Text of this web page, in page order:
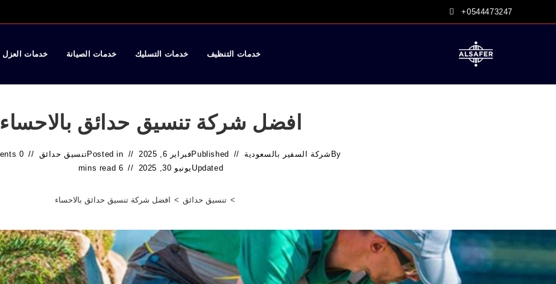
to
+0544473247
خدمات التنظيف خدمات التسليك خدمات الصيانة خدمات العزل
افضل شركة تنسيق حدائق بالاحساء
By شركة السفير بالسعودية Publishedفبراير 6, 2025 Posted inتنسيق حدائق
0 Comments
Updated يونيو 30, 2025 6 mins read
> تنسيق حدائق > افضل شركة تنسيق حدائق بالاحساء